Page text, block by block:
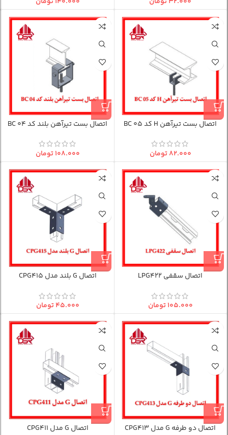
اتصال بست تیرآهن H کد BC 05
۸۲.۰۰۰تومان
اتصال بست تیرآهن بلند کد BC 04
۱۰۸.۰۰۰تومان
اتصال سقفی LPG422
۱۰۵.۰۰۰تومان
اتصال G بلند مدل CPG415
۴۵.۰۰۰تومان
اتصال دو طرفه G مدل CPG413 اتصال G مدل CPG411